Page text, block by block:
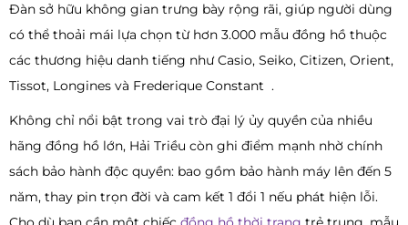
Đàn sở hữu không gian trưng bày rộng rãi, giúp người dùng
có thể thoải mái lựa chọn từ hơn 3.000 mẫu đồng hồ thuộc
các thương hiệu danh tiếng như Casio, Seiko, Citizen, Orient,
Tissot, Longines và Frederique Constant .
Không chỉ nổi bật trong vai trò đại lý ủy quyền của nhiều
hãng đồng hồ lớn, Hải Triều còn ghi điểm mạnh nhờ chính
sách bảo hành độc quyền: bao gồm bảo hành máy lên đến 5
năm, thay pin trọn đời và cam kết 1 đổi 1 nếu phát hiện lỗi.